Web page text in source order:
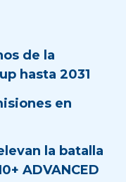
de la
hasta 2031
en
la batalla
ADVANCED